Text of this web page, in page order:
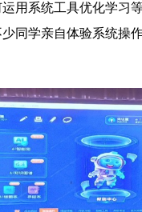
用系统工具优化学习
同学亲自体验系统操